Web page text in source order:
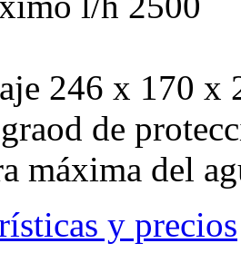
246 x 170 x
de
máxima del
y precios